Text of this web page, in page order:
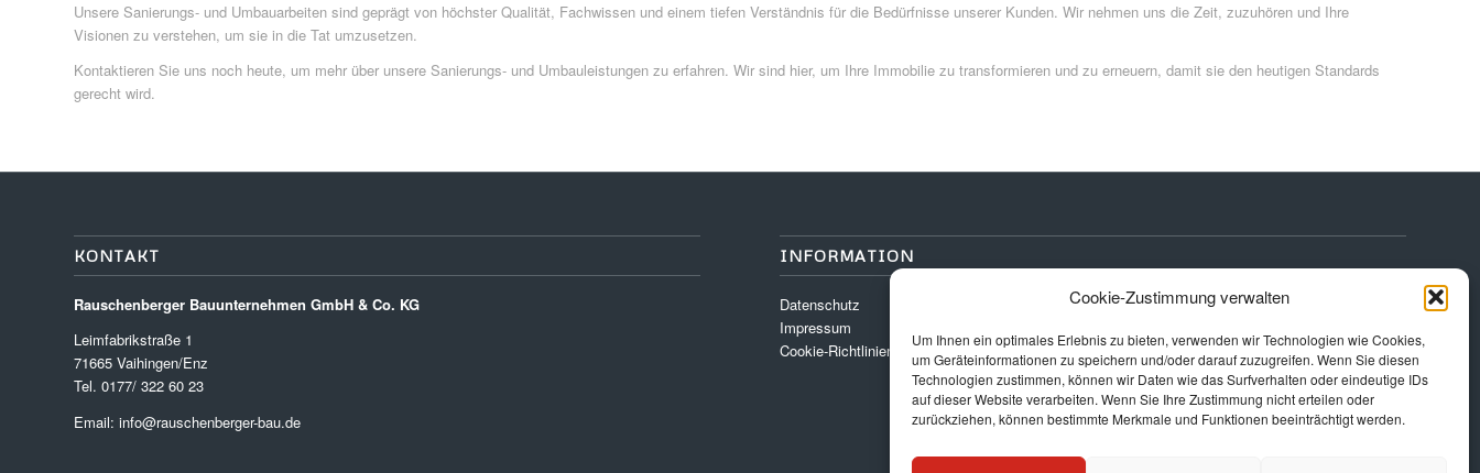
Cookie-Zustimmung verwalten
Um Ihnen ein optimales Erlebnis zu bieten, verwenden wir Technologien wie Cookies,
um Geräteinformationen zu speichern und/oder darauf zuzugreifen. Wenn Sie diesen
Technologien zustimmen, können wir Daten wie das Surfverhalten oder eindeutige IDs
auf dieser Website verarbeiten. Wenn Sie Ihre Zustimmung nicht erteilen oder
zurückziehen, können bestimmte Merkmale und Funktionen beeinträchtigt werden.
Unsere Sanierungs- und Umbauarbeiten sind geprägt von höchster Qualität, Fachwissen und einem tiefen Verständnis für die Bedürfnisse unserer Kunden. Wir nehmen uns die Zeit, zuzuhören und Ihre
Visionen zu verstehen, um sie in die Tat umzusetzen.
Kontaktieren Sie uns noch heute, um mehr über unsere Sanierungs- und Umbauleistungen zu erfahren. Wir sind hier, um Ihre Immobilie zu transformieren und zu erneuern, damit sie den heutigen Standards
gerecht wird.
KONTAKT
Rauschenberger Bauunternehmen GmbH & Co. KG
Leimfabrikstraße 1
71665 Vaihingen/Enz
Tel. 0177/ 322 60 23
Email: info@rauschenberger-bau.de
INFORMATION
Datenschutz
Impressum
Cookie-Richtlinien